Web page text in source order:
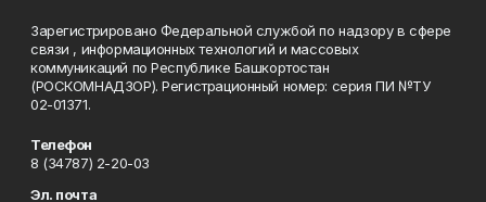
Зарегистрировано Федеральной службой по надзору в сфере
связи , информационных технологий и массовых
коммуникаций по Республике Башкортостан
(РОСКОМНАДЗОР). Регистрационный номер: серия ПИ №ТУ
02-01371.
Телефон
8 (34787) 2-20-03
Эл. почта